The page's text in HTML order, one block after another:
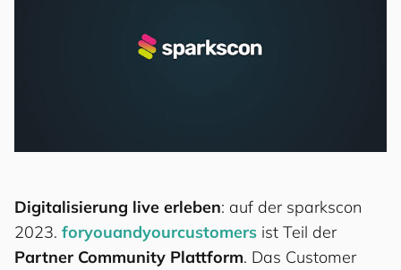
Digitalisierung live erleben: auf der sparkscon
2023. foryouandyourcustomers ist Teil der
Partner Community Plattform. Das Customer